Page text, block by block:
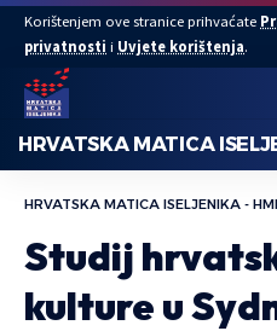
Korištenjem ove stranice prihvaćate
privatnosti i Uvjete korištenja.
HRVATSKA MATICA
HRVATSKA MATICA ISELJENIKA - HMI
Studij
kulture u